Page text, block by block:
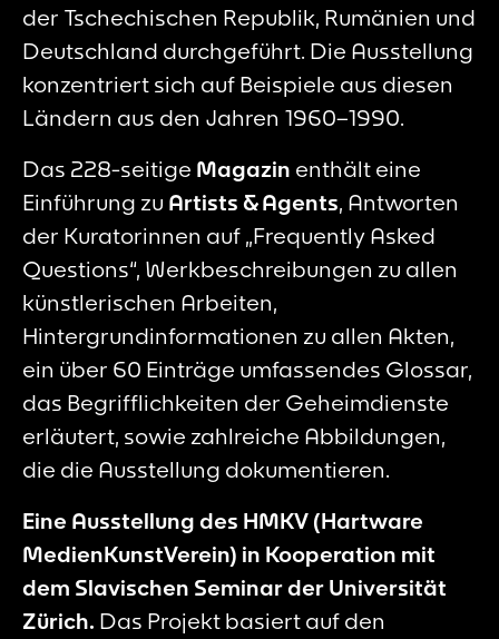
der Tschechischen Republik, Rumänien und
Deutschland durchgeführt. Die Ausstellung
konzentriert sich auf Beispiele aus diesen
Ländern aus den Jahren 1960–1990.
Das 228-seitige Magazin enthält eine
Einführung zu Artists & Agents, Antworten
der Kuratorinnen auf „Frequently Asked
Questions“, Werkbeschreibungen zu allen
künstlerischen Arbeiten,
Hintergrundinformationen zu allen Akten,
ein über 60 Einträge umfassendes Glossar,
das Begrifflichkeiten der Geheimdienste
erläutert, sowie zahlreiche Abbildungen,
die die Ausstellung dokumentieren.
Eine Ausstellung des HMKV (Hartware
MedienKunstVerein) in Kooperation mit
dem Slavischen Seminar der Universität
Zürich. Das Projekt basiert auf den